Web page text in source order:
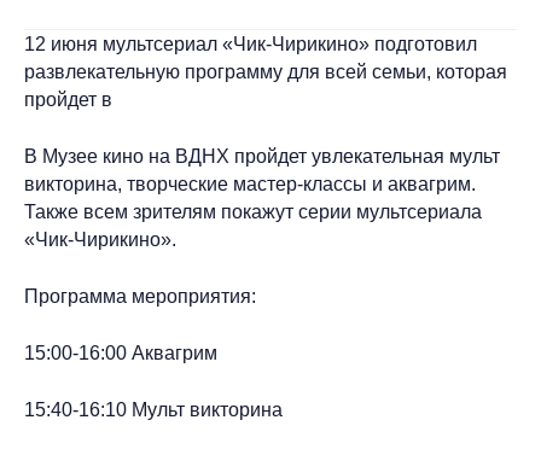
12 июня мультсериал «Чик-Чирикино» подготовил
развлекательную программу для всей семьи, которая
пройдет в
В Музее кино на ВДНХ пройдет увлекательная мульт
викторина, творческие мастер-классы и аквагрим.
Также всем зрителям покажут серии мультсериала
«Чик-Чирикино».
Программа мероприятия:
15:00-16:00 Аквагрим
15:40-16:10 Мульт викторина